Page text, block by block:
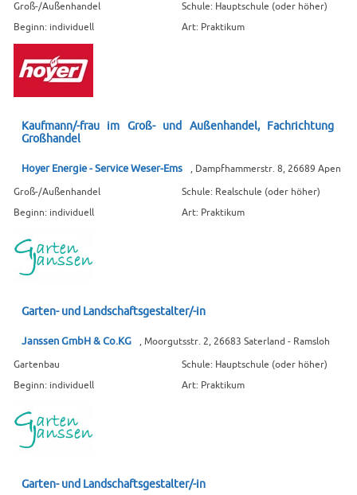
Groß-/Außenhandel
Schule: Hauptschule (oder höher)
Beginn: individuell
Art: Praktikum
Kaufmann/-frau im Groß- und Außenhandel, Fachrichtung
Großhandel
Hoyer Energie - Service Weser-Ems , Dampfhammerstr. 8, 26689 Apen
Groß-/Außenhandel
Schule: Realschule (oder höher)
Beginn: individuell
Art: Praktikum
Garten- und Landschaftsgestalter/-in
Janssen GmbH & Co.KG , Moorgutsstr. 2, 26683 Saterland - Ramsloh
Gartenbau
Schule: Hauptschule (oder höher)
Beginn: individuell
Art: Praktikum
Garten- und Landschaftsgestalter/-in